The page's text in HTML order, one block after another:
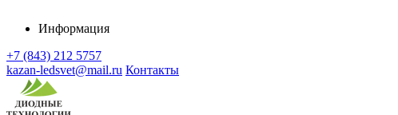
Информация
+7 (843) 212 5757
kazan-ledsvet@mail.ru Контакты